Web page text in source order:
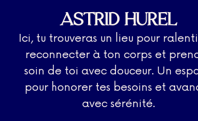
ASTRID HUREL
Ici, tu trouveras un lieu pour
reconnecter à ton corps et
soin de toi avec douceur. Un
pour honorer tes besoins et
avec sérénité.